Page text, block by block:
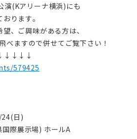
(Kアリーナ横浜)にも
ります。
、ご興味がある方は、
ますので併せてご覧下さい！
579425
日)
際展示場) ホールA